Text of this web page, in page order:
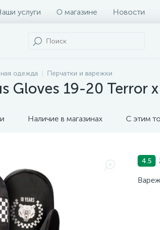
услуги О магазине Новости
одежда Перчатки и варежки
Gloves 19-20 Terror x
Наличие в магазинах С этим
4.5